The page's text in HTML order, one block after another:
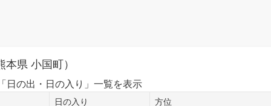
県 小国町）
日の出・日の入り」一覧を表示
日の入り 方位